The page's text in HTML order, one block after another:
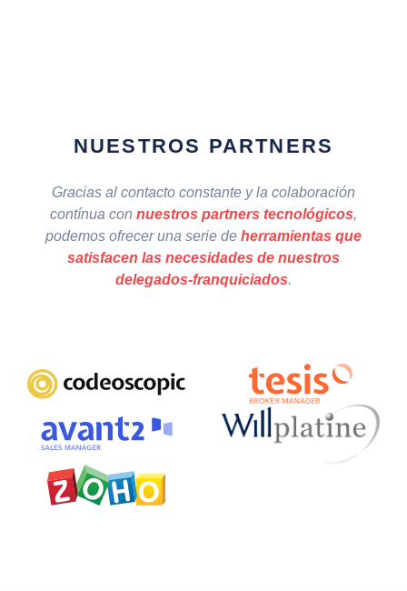
NUESTROS PARTNERS
Gracias al contacto constante y la colaboración
contínua con nuestros partners tecnológicos,
podemos ofrecer una serie de herramientas que
satisfacen las necesidades de nuestros
delegados-franquiciados.